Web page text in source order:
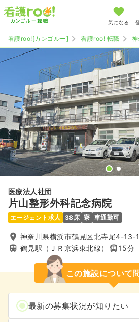
気になる
看護roo![カンゴルー] 看護roo! 転職
医療法人社団
片山整形外科記念病院
エージェント求人 38床 寮 車通勤可
神奈川県横浜市鶴見区北寺尾4-13-1
鶴見駅（ＪＲ京浜東北線）
15分
この施設について
最新の募集状況が知りたい